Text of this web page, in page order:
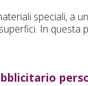
speciali, a
In questa